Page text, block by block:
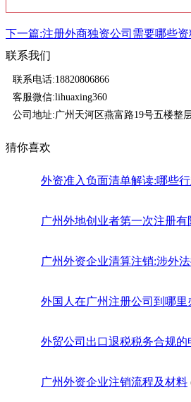
下一篇:注册外商独资公司需要哪些资
联系我们
联系电话:18820806866
客服微信:lihuaxing360
公司地址:广州天河区燕富路19号五楼整
猜你喜欢
外资准入负面清单解读:哪些
广州外地创业者第一次注册
广州外资企业清算注销:涉外
外国人在广州注册公司到哪
外贸公司出口退税税务合规
广州外资企业注销流程及材料